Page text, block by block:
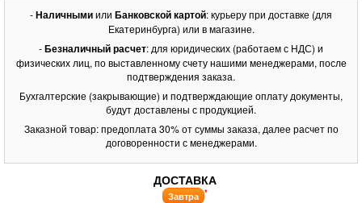
-Наличнымиили Банковской картой: курьеру при доставке (для
Екатеринбурга) или в магазине.
-Безналичный расчет: для юридических (работаем с НДС) и
физических лиц, по выставленному счету нашими менеджерами, после
подтверждения заказа.
Бухгалтерские (закрывающие) и подтверждающие оплату документы,
будут доставлены с продукцией.
Заказной товар: предоплата 30% от суммы заказа, далее расчет по
договоренности с менеджерами.
ДОСТАВКА
Завтра *